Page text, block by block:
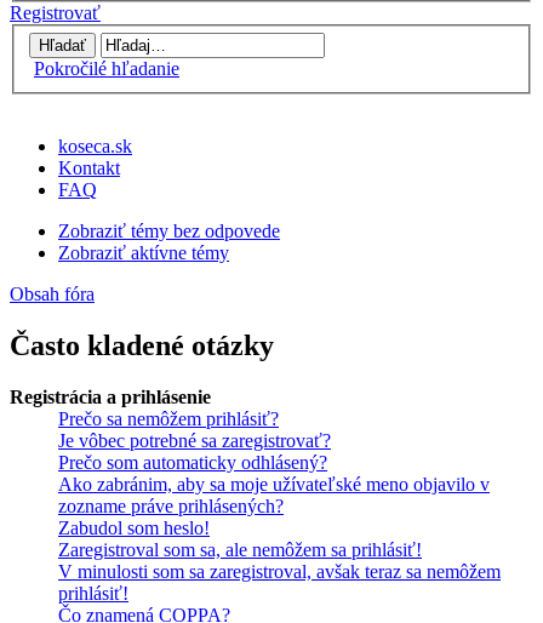
Registrovať
Pokročilé hľadanie
koseca.sk
Kontakt
FAQ
Zobraziť témy bez odpovede
Zobraziť aktívne témy
Obsah fóra
Často kladené otázky
Registrácia a prihlásenie
Prečo sa nemôžem prihlásiť?
Je vôbec potrebné sa zaregistrovať?
Prečo som automaticky odhlásený?
Ako zabránim, aby sa moje užívateľské meno objavilo v
zozname práve prihlásených?
Zabudol som heslo!
Zaregistroval som sa, ale nemôžem sa prihlásiť!
V minulosti som sa zaregistroval, avšak teraz sa nemôžem
prihlásiť!
Čo znamená COPPA?